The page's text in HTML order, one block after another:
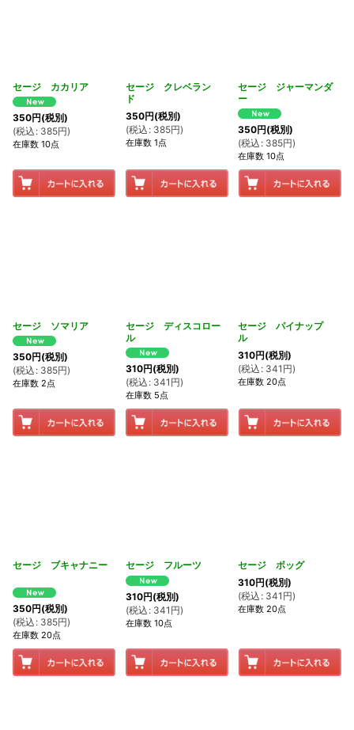
セージ カカリア
350円(税別)
(税込 : 385円)
在庫数 10点
セージ クレベラン
ド
350円(税別)
(税込 : 385円)
在庫数 1点
セージ ジャーマンダ
ー
350円(税別)
(税込 : 385円)
在庫数 10点
セージ ソマリア
350円(税別)
(税込 : 385円)
在庫数 2点
セージ ディスコロー
ル
310円(税別)
(税込 : 341 円)
在庫数 5点
セージ パイナップ
ル
310円(税別)
(税込 : 341 円)
在庫数 20点
セージ ブキャナニー
350円(税別)
(税込 : 385円)
在庫数 20点
セージ フルーツ
310円(税別)
(税込 : 341 円)
在庫数 10点
セージ ボッグ
310円(税別)
(税込 : 341 円)
在庫数 20点